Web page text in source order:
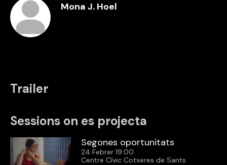
Mona J. Hoel
Trailer
Sessions on es projecta
Segones oportunitats
24 Febrer 19:00
Centre Cívic Cotxeres de Sants